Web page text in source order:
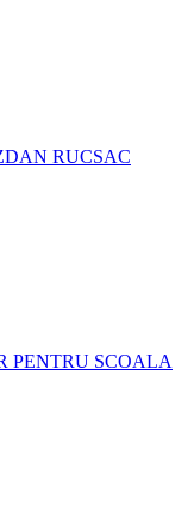
RUCSAC
PENTRU SCOALA